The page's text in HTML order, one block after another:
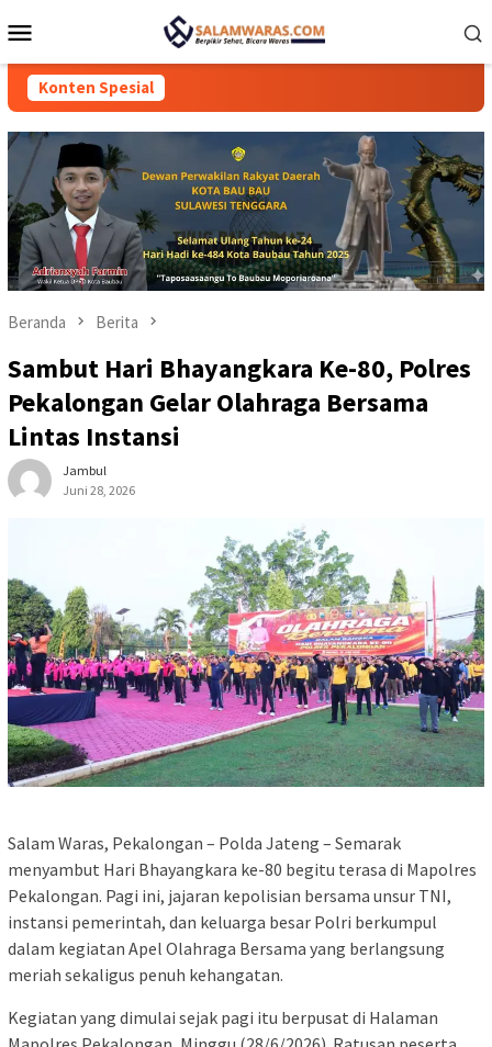
ke
Mobile
Konten Spesial
Beranda Berita
Sambut Hari Bhayangkara Ke-80, Polres
Pekalongan Gelar Olahraga Bersama
Lintas Instansi
Jambul
Juni 28, 2026
Salam Waras, Pekalongan – Polda Jateng – Semarak
menyambut Hari Bhayangkara ke-80 begitu terasa di Mapolres
Pekalongan. Pagi ini, jajaran kepolisian bersama unsur TNI,
instansi pemerintah, dan keluarga besar Polri berkumpul
dalam kegiatan Apel Olahraga Bersama yang berlangsung
meriah sekaligus penuh kehangatan.
Kegiatan yang dimulai sejak pagi itu berpusat di Halaman